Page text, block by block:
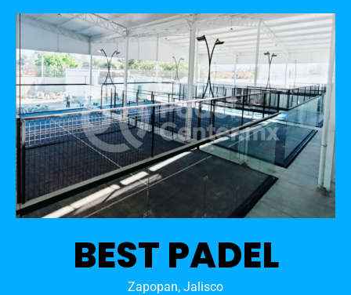
BEST PADEL
Zapopan, Jalisco